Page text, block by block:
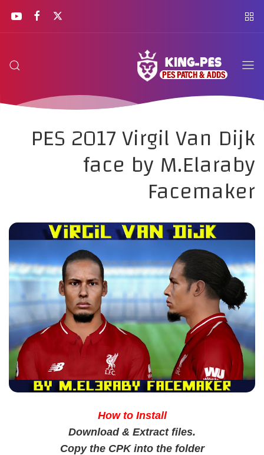
PES 2017 Virgil Van Dijk
face by M.Elaraby
Facemaker
How to Install
Download & Extract files.
Copy the CPK into the folder